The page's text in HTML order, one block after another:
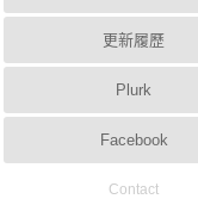
更新履歷
Plurk
Facebook
Contact